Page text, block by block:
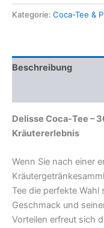
–
Kategorie: Coca-Tee &
Beschreibung
Delisse Coca-Tee –
Kräutererlebnis
Wenn Sie nach einer
Tee die perfekte
Geschmack und
Vorteilen erfreut sich